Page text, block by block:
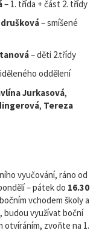
– 1. třída + část 2. třídy
– smíšené
– děti 2.třídy
oddělení
Jurkasová,
, Tereza
vyučování, ráno od
– pátek do 16.30
vchodem školy a
využívat boční
otvíráním, zvoňte na 1.